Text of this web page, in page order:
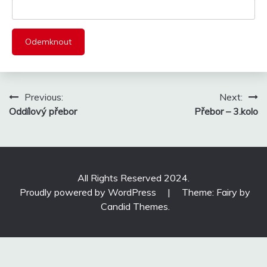
Navigace
příspěvek
Previous:
Oddílový přebor
Next:
Přebor – 3.kolo
All Rights Reserved 2024.
Proudly powered by WordPress
|
Theme: Fairy by
Candid Themes.